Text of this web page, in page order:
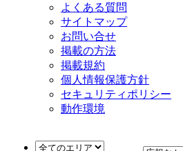
よくある質問
サイトマップ
お問い合せ
掲載の方法
掲載規約
個人情報保護方針
セキュリティポリシー
動作環境